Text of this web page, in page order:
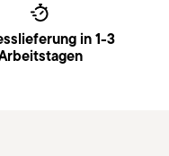
in 1-3